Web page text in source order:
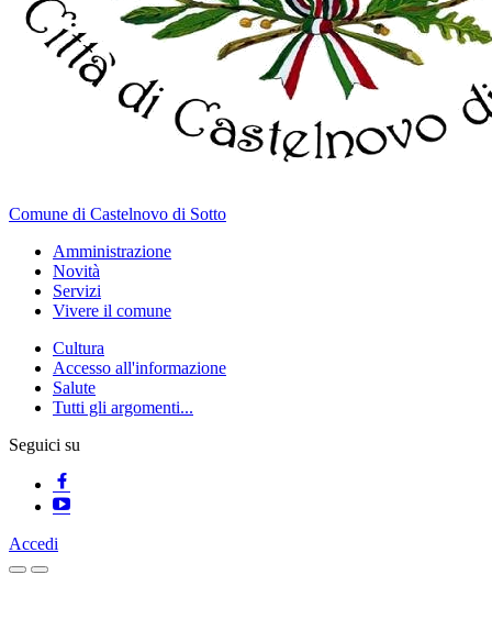
Comune di Castelnovo di Sotto
Amministrazione
Novità
Servizi
Vivere il comune
Cultura
Accesso all'informazione
Salute
Tutti gli argomenti...
Seguici su
Accedi
Homepage